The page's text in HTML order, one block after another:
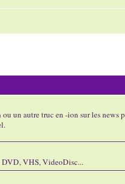
un autre truc en -ion sur les news
DVD, VHS, VideoDisc...